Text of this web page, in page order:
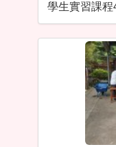
學生實習課程